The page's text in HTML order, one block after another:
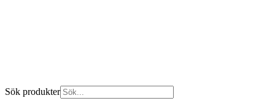
Sök produkter